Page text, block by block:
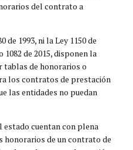
del contrato a
de 1993, ni la Ley 1150 de
de 2015, disponen la
de honorarios o
los contratos de prestación
las entidades no puedan
estado cuentan con plena
de un contrato de